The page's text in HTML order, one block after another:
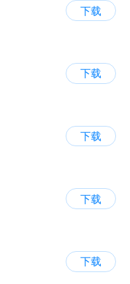
下载
下载
下载
下载
下载